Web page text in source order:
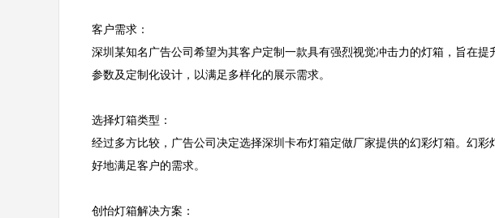
客户需求：
深圳某知名广告公司希望为其客户定制一款具有强烈视觉冲击力的灯箱，旨在
参数及定制化设计，以满足多样化的展示需求。
选择灯箱类型：
经过多方比较，广告公司决定选择深圳卡布灯箱定做厂家提供的幻彩灯箱。幻
好地满足客户的需求。
创怡灯箱解决方案：